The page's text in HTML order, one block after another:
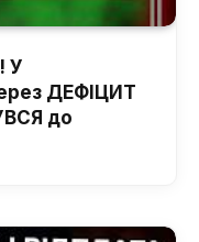
У
ДЕФІЦИТ
до